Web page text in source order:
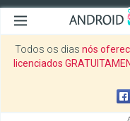
Todos os dias nós
licenciados